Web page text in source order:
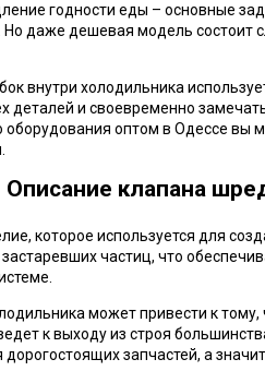
годности еды – основные
даже дешевая модель состоит
внутри холодильника
деталей и своевременно
оптом в Одессе вы
Описание клапана
которое используется для
частиц, что
может привести к
к выходу из строя
запчастей, а